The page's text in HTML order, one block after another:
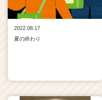
2022.08.17
夏の終わり